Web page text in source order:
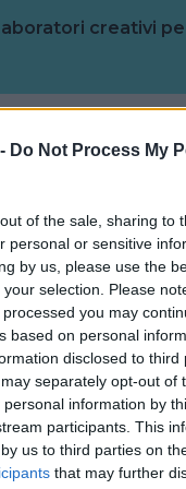
Do Not Process My
of the sale, sharing to
personal or sensitive
by us, please use the
selection. Please
you may
based on personal
disclosed to third
separately opt-out of
information by
participants. This
us to third parties on
that may further
creativi